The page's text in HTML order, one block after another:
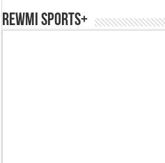
REWMI SPORTS+